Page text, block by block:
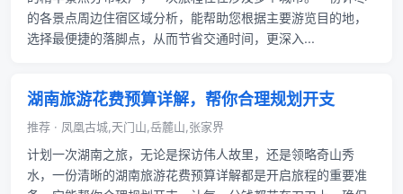
的各景点周边住宿区域分析，能帮助您根据主要游览目的地，
选择最便捷的落脚点，从而节省交通时间，更深入...
湖南旅游花费预算详解，帮你合理规划开支
推荐 · 凤凰古城,天门山,岳麓山,张家界
计划一次湖南之旅，无论是探访伟人故里，还是领略奇山秀
水，一份清晰的湖南旅游花费预算详解都是开启旅程的重要准